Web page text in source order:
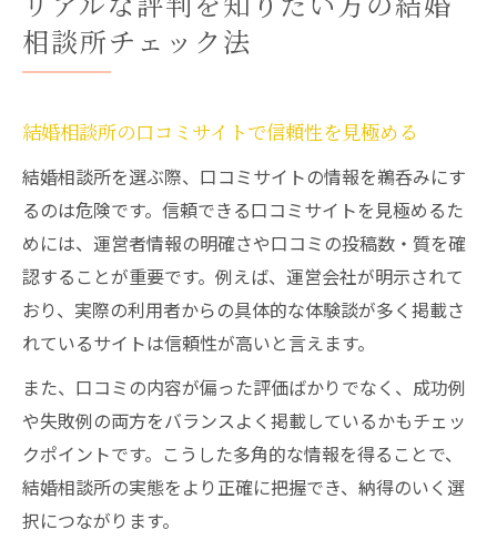
相談所チェック法
結婚相談所の口コミサイトで信頼性を見極める
結婚相談所を選ぶ際、口コミサイトの情報を鵜呑みにす
るのは危険です。信頼できる口コミサイトを見極めるた
めには、運営者情報の明確さや口コミの投稿数・質を確
認することが重要です。例えば、運営会社が明示されて
おり、実際の利用者からの具体的な体験談が多く掲載さ
れているサイトは信頼性が高いと言えます。
また、口コミの内容が偏った評価ばかりでなく、成功例
や失敗例の両方をバランスよく掲載しているかもチェッ
クポイントです。こうした多角的な情報を得ることで、
結婚相談所の実態をより正確に把握でき、納得のいく選
択につながります。